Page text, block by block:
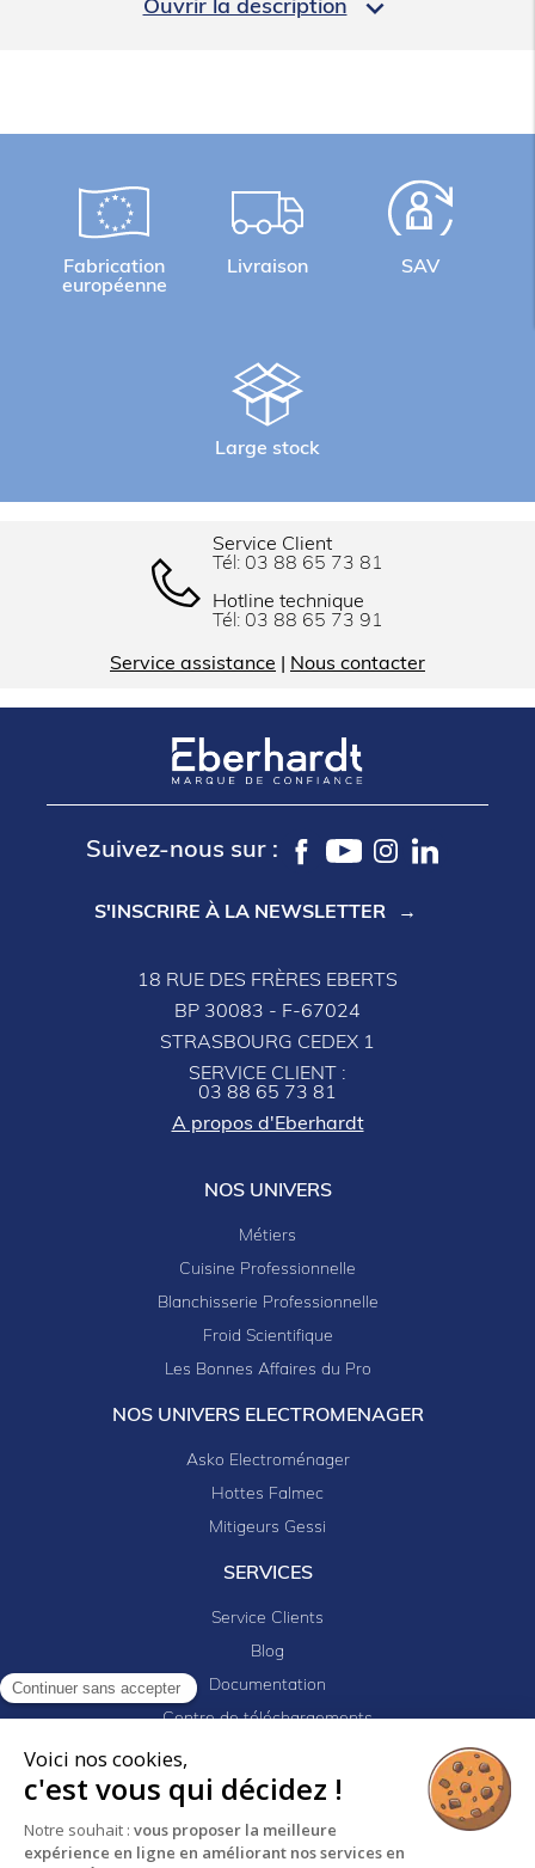
Continuer sans accepter
Voici nos cookies,
c'est vous qui décidez !
Notre souhait : vous proposer la meilleure
expérience en ligne en améliorant nos services en
Ouvrir la description 
Fabrication
européenne
Livraison SAV
Large stock
Service Client
Tél: 03 88 65 73 81
Hotline technique
Tél: 03 88 65 73 91
Service assistance Nous contacter
Suivez-nous sur :
S'INSCRIRE À LA NEWSLETTER
18 RUE DES FRÈRES EBERTS
BP 30083 - F-67024
STRASBOURG CEDEX 1
SERVICE CLIENT :
03 88 65 73 81
A propos d'Eberhardt
NOS UNIVERS
Métiers
Cuisine Professionnelle
Blanchisserie Professionnelle
Froid Scientifique
Les Bonnes Affaires du Pro
NOS UNIVERS ELECTROMENAGER
Asko Electroménager
Hottes Falmec
Mitigeurs Gessi
SERVICES
Service Clients
Blog
Documentation
Centre de téléchargements
Newsletter